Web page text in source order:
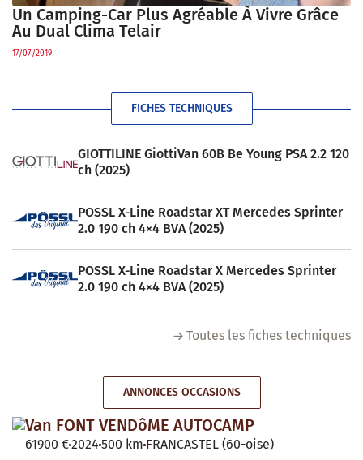
Un Camping-Car Plus Agréable À Vivre Grâce
Au Dual Clima Telair
17/07/2019
FICHES TECHNIQUES
GIOTTILINE GiottiVan 60B Be Young PSA 2.2 120
ch (2025)
POSSL X-Line Roadstar XT Mercedes Sprinter
2.0 190 ch 4×4 BVA (2025)
POSSL X-Line Roadstar X Mercedes Sprinter
2.0 190 ch 4×4 BVA (2025)
Toutes les fiches techniques
ANNONCES OCCASIONS
Van FONT VENDôME AUTOCAMP
61900 €2024 500 km FRANCASTEL (60-oise)